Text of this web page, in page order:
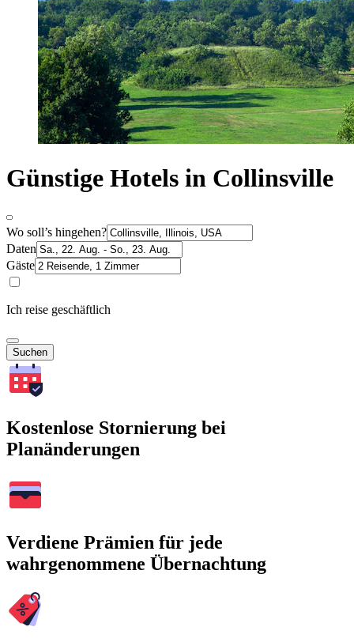
Günstige Hotels in Collinsville
Wo soll’s hingehen?
Daten
Gäste
Ich reise geschäftlich
Suchen
Kostenlose Stornierung bei
Planänderungen
Verdiene Prämien für jede
wahrgenommene Übernachtung